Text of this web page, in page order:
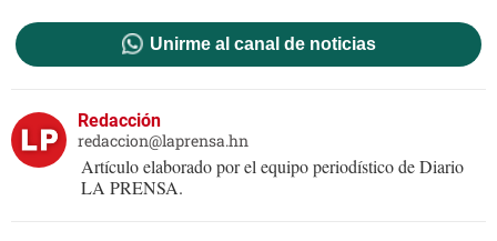
Unirme al canal de noticias
Redacción
redaccion@laprensa.hn
Artículo elaborado por el equipo periodístico de Diario
LA PRENSA.